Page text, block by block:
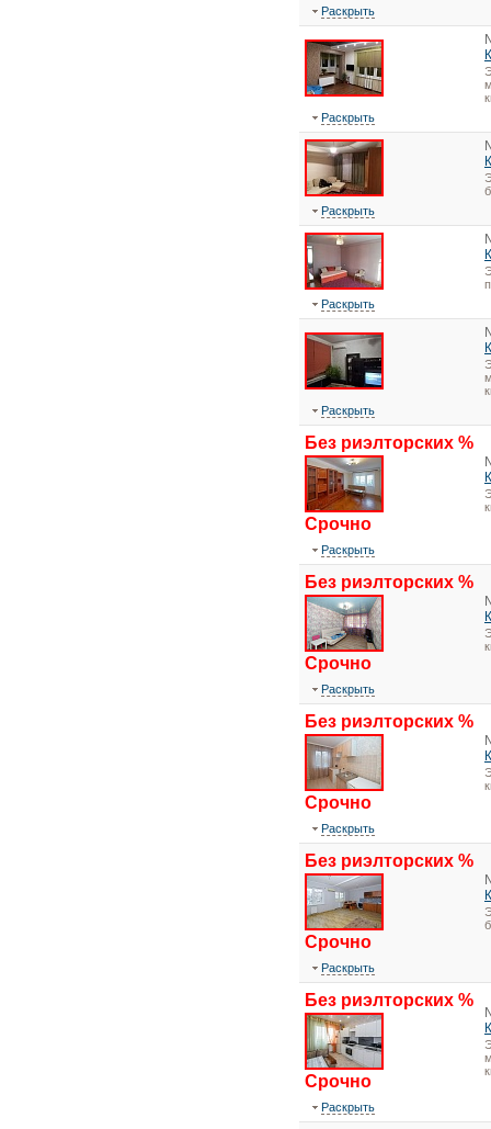
Раскрыть
Раскрыть
Раскрыть
Раскрыть
Раскрыть
Без риэлторских %
Срочно
Раскрыть
Без риэлторских %
Срочно
Раскрыть
Без риэлторских %
Срочно
Раскрыть
Без риэлторских %
Срочно
Раскрыть
Без риэлторских %
Срочно
Раскрыть